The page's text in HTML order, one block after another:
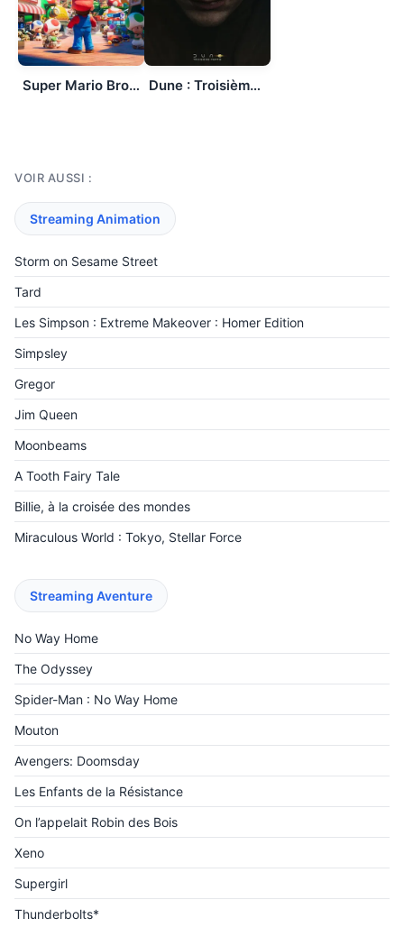
Super Mario Bros., le film Dune : Troisième partie
VOIR AUSSI :
Streaming Animation
Storm on Sesame Street
Tard
Les Simpson : Extreme Makeover : Homer Edition
Simpsley
Gregor
Jim Queen
Moonbeams
A Tooth Fairy Tale
Billie, à la croisée des mondes
Miraculous World : Tokyo, Stellar Force
Streaming Aventure
No Way Home
The Odyssey
Spider-Man : No Way Home
Mouton
Avengers: Doomsday
Les Enfants de la Résistance
On l’appelait Robin des Bois
Xeno
Supergirl
Thunderbolts*